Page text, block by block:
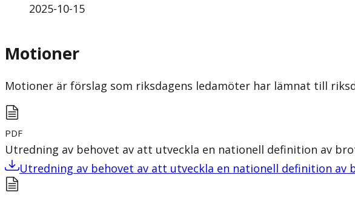
2025-10-15
Motioner
Motioner är förslag som riksdagens ledamöter har lämnat till
PDF
Utredning av behovet av att utveckla en nationell definition av
Utredning av behovet av att utveckla en nationell definition